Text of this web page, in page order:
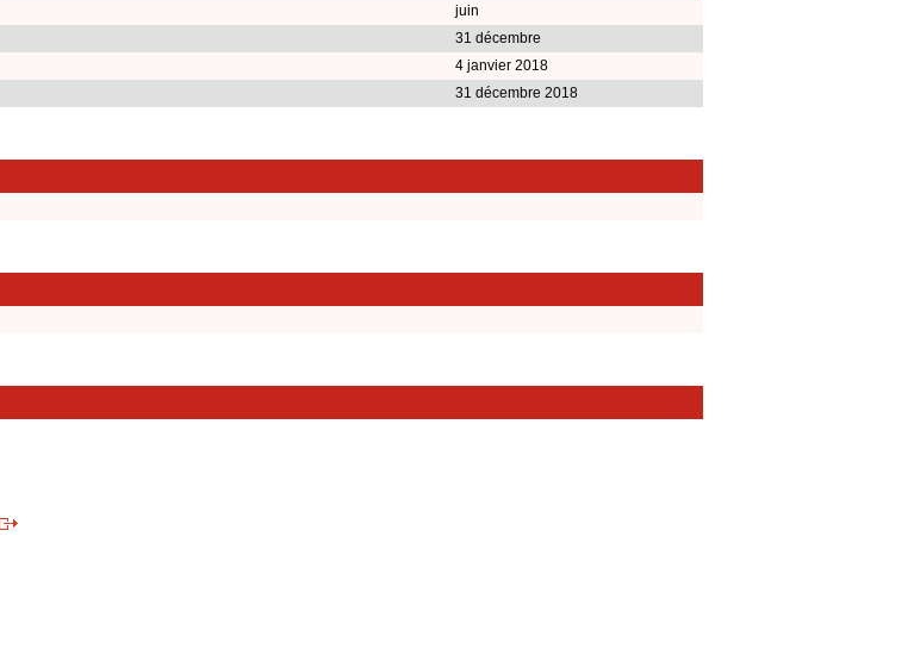
juin
31 décembre
4 janvier 2018
31 décembre 2018